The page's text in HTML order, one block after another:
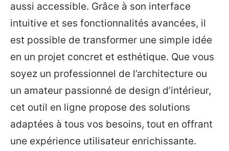
aussi accessible. Grâce à son interface
intuitive et ses fonctionnalités avancées, il
est possible de transformer une simple idée
en un projet concret et esthétique. Que vous
soyez un professionnel de l’architecture ou
un amateur passionné de design d’intérieur,
cet outil en ligne propose des solutions
adaptées à tous vos besoins, tout en offrant
une expérience utilisateur enrichissante.